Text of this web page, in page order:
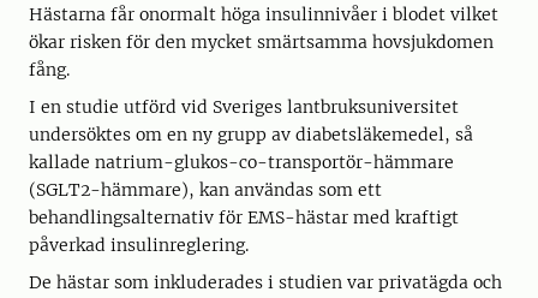
Hästarna får onormalt höga insulinnivåer i blodet vilket
ökar risken för den mycket smärtsamma hovsjukdomen
fång.
I en studie utförd vid Sveriges lantbruksuniversitet
undersöktes om en ny grupp av diabetsläkemedel, så
kallade natrium-glukos-co-transportör-hämmare
(SGLT2-hämmare), kan användas som ett
behandlingsalternativ för EMS-hästar med kraftigt
påverkad insulinreglering.
De hästar som inkluderades i studien var privatägda och